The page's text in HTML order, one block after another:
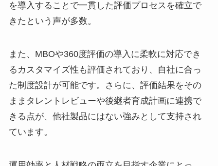
を導入することで一貫した評価プロセスを確立で
きたという声が多数。
また、MBOや360度評価の導入に柔軟に対応でき
るカスタマイズ性も評価されており、自社に合っ
た制度設計が可能です。さらに、評価結果をその
ままタレントレビューや後継者育成計画に連携で
きる点が、他社製品にはない強みとして支持され
ています。